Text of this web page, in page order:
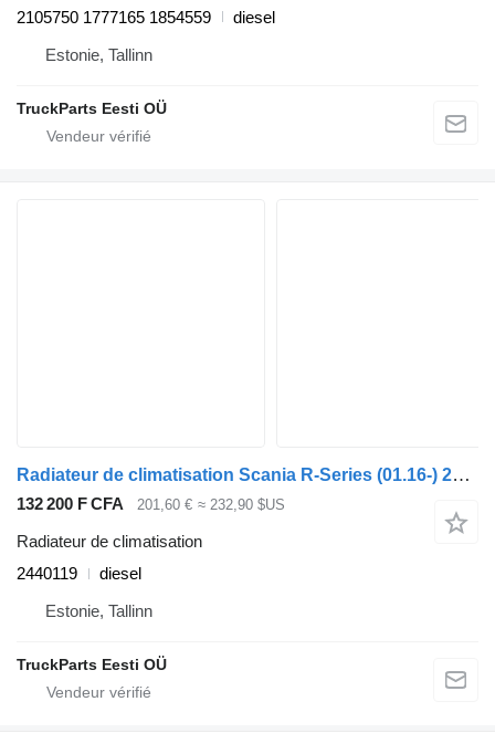
2105750 1777165 1854559
diesel
Estonie, Tallinn
TruckParts Eesti OÜ
Radiateur de climatisation Scania R-Series (01.16-) 2440119 pour tracteur routier Scania L,P,G,R,S-series (2016-)
132 200 F CFA 201,60 € ≈ 232,90 $US
Radiateur de climatisation
2440119
diesel
Estonie, Tallinn
TruckParts Eesti OÜ